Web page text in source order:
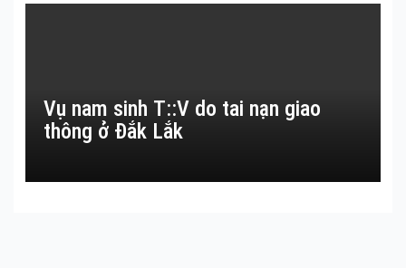
Vụ nam sinh T::V do tai nạn giao
thông ở Đắk Lắk